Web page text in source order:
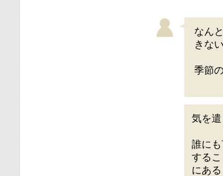
なん
きな
季節
気を
誰に
する
にあ